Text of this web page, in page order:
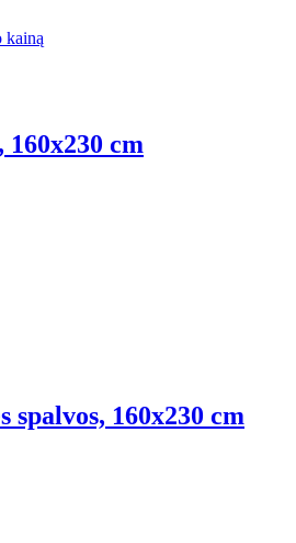
kainą
cm
160x230 cm